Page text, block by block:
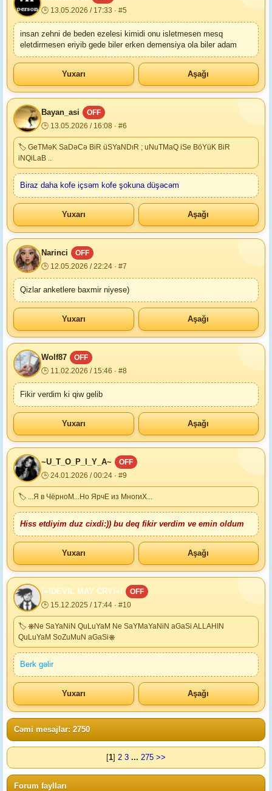
🕒 13.05.2026 / 17:33 · #5
insan zehni de beden ezelesi kimidi onu isletmesen mesq
eletdirmesen eriyib gede biler erken demensiya ola biler adam
Yuxarı Aşağı
Bayan_asi
OFF
🕒 13.05.2026 / 16:08 · #6
🏷 GeTMəK SaDəCə BiR üSYaNDıR ; uNuTMaQ iSe BöYüK BiR
iNQiLaB ..
Biraz daha kofe içsəm kofe şokuna düşəcəm
Yuxarı Aşağı
Narinci
OFF
🕒 12.05.2026 / 22:24 · #7
Qizlar anketlere baxmir niyese)
Yuxarı Aşağı
Wolf87
OFF
🕒 11.02.2026 / 15:46 · #8
Fikir verdim ki qiw gelib
Yuxarı Aşağı
~U_T_O_P_I_Y_A~
OFF
🕒 24.01.2026 / 00:24 · #9
🏷 ...Я в ЧёрноМ...Но ЯрчЕ из МногиХ...
Hiss etdiyim duz cixdi:)) bu deq fikir verdim ve emin oldum
Yuxarı Aşağı
!=!DEVIL MAY CRY!=!
OFF
🕒 15.12.2025 / 17:44 · #10
🏷 ❋Ne SaYaNiN QuLuYaM Ne SaYMaYaNiN aGaSi ALLAHIN
QuLuYaM SoZuMuN aGaSi❋
Berk gəlir
Yuxarı Aşağı
Cəmi mesajlar: 2750
[1] 2 3 ... 275 >>
Forum faylları